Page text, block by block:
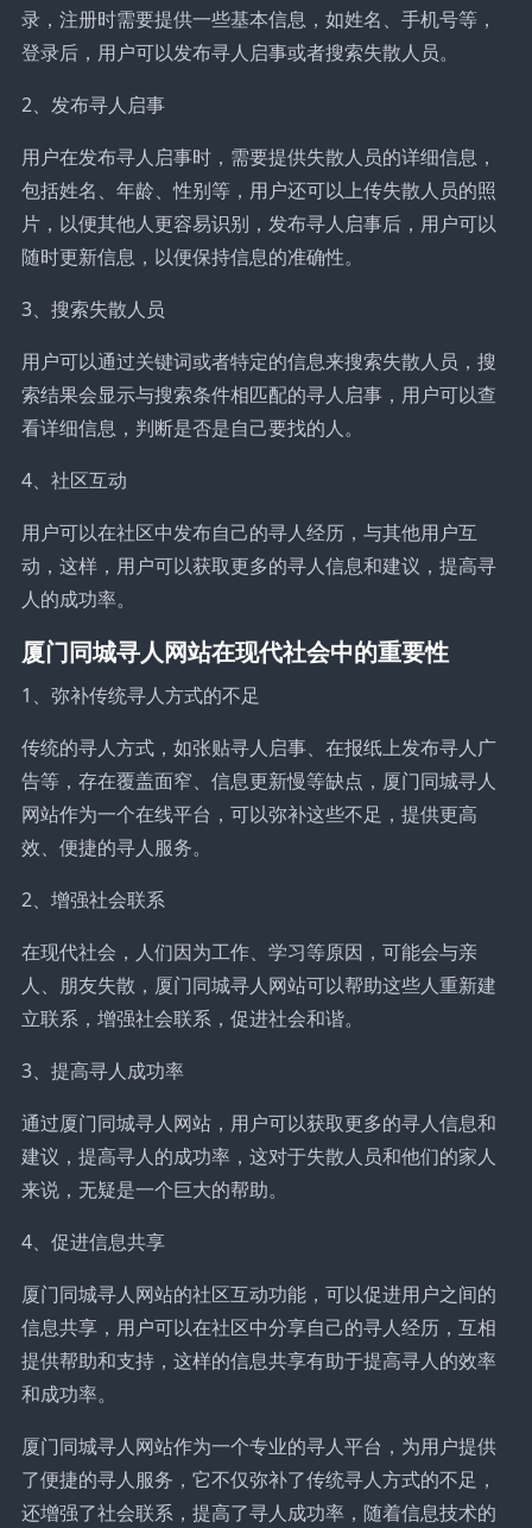
录，注册时需要提供一些基本信息，如姓名、手机号等，
登录后，用户可以发布寻人启事或者搜索失散人员。
2、发布寻人启事
用户在发布寻人启事时，需要提供失散人员的详细信息，
包括姓名、年龄、性别等，用户还可以上传失散人员的照
片，以便其他人更容易识别，发布寻人启事后，用户可以
随时更新信息，以便保持信息的准确性。
3、搜索失散人员
用户可以通过关键词或者特定的信息来搜索失散人员，搜
索结果会显示与搜索条件相匹配的寻人启事，用户可以查
看详细信息，判断是否是自己要找的人。
4、社区互动
用户可以在社区中发布自己的寻人经历，与其他用户互
动，这样，用户可以获取更多的寻人信息和建议，提高寻
人的成功率。
厦门同城寻人网站在现代社会中的重要性
1、弥补传统寻人方式的不足
传统的寻人方式，如张贴寻人启事、在报纸上发布寻人广
告等，存在覆盖面窄、信息更新慢等缺点，厦门同城寻人
网站作为一个在线平台，可以弥补这些不足，提供更高
效、便捷的寻人服务。
2、增强社会联系
在现代社会，人们因为工作、学习等原因，可能会与亲
人、朋友失散，厦门同城寻人网站可以帮助这些人重新建
立联系，增强社会联系，促进社会和谐。
3、提高寻人成功率
通过厦门同城寻人网站，用户可以获取更多的寻人信息和
建议，提高寻人的成功率，这对于失散人员和他们的家人
来说，无疑是一个巨大的帮助。
4、促进信息共享
厦门同城寻人网站的社区互动功能，可以促进用户之间的
信息共享，用户可以在社区中分享自己的寻人经历，互相
提供帮助和支持，这样的信息共享有助于提高寻人的效率
和成功率。
厦门同城寻人网站作为一个专业的寻人平台，为用户提供
了便捷的寻人服务，它不仅弥补了传统寻人方式的不足，
还增强了社会联系，提高了寻人成功率，随着信息技术的